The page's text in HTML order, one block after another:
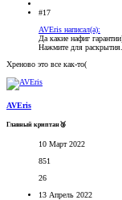
#17
AVEris написал(а):
Да какие нафиг
Нажмите для
Хреново это все как-то(
AVEris
Главный криптан🥉
10 Март 2022
851
26
13 Апрель 2022